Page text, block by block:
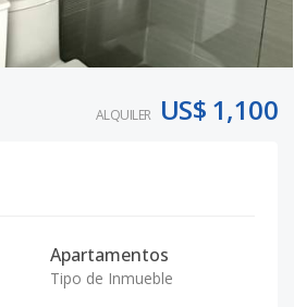
ALQUILER US$ 1,100
Apartamentos
Tipo de Inmueble